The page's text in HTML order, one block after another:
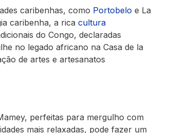
caribenhas, como Portobelo e La
caribenha, a rica cultura
do Congo, declaradas
no legado africano na Casa de la
de artes e artesanatos
perfeitas para mergulho com
mais relaxadas, pode fazer um